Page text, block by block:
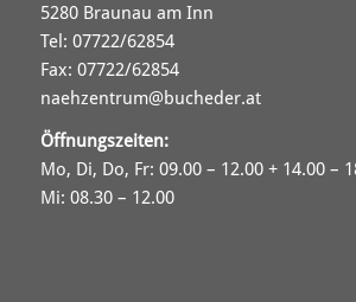
5280 Braunau am Inn
Tel: 07722/62854
Fax: 07722/62854
naehzentrum@bucheder.at
Öffnungszeiten:
Mo, Di, Do, Fr: 09.00 – 12.00 + 14.00 –
Mi: 08.30 – 12.00